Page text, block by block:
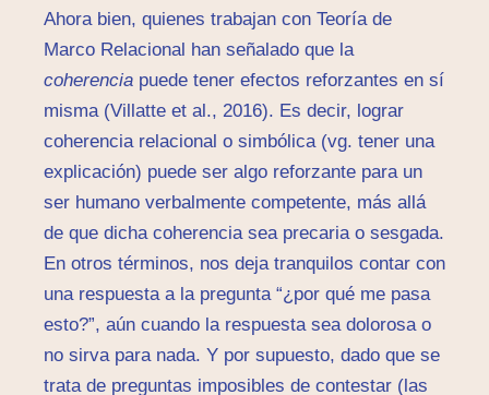
Ahora bien, quienes trabajan con Teoría de
Marco Relacional han señalado que la
coherencia puede tener efectos reforzantes en sí
misma (Villatte et al., 2016). Es decir, lograr
coherencia relacional o simbólica (vg. tener una
explicación) puede ser algo reforzante para un
ser humano verbalmente competente, más allá
de que dicha coherencia sea precaria o sesgada.
En otros términos, nos deja tranquilos contar con
una respuesta a la pregunta “¿por qué me pasa
esto?”, aún cuando la respuesta sea dolorosa o
no sirva para nada. Y por supuesto, dado que se
trata de preguntas imposibles de contestar (las